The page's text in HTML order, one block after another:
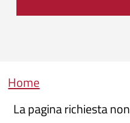
Briciole di pane
Home
La pagina richiesta